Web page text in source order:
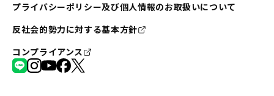
プライバシーポリシー及び個人情報のお取扱いについて
反社会的勢力に対する基本方針
コンプライアンス